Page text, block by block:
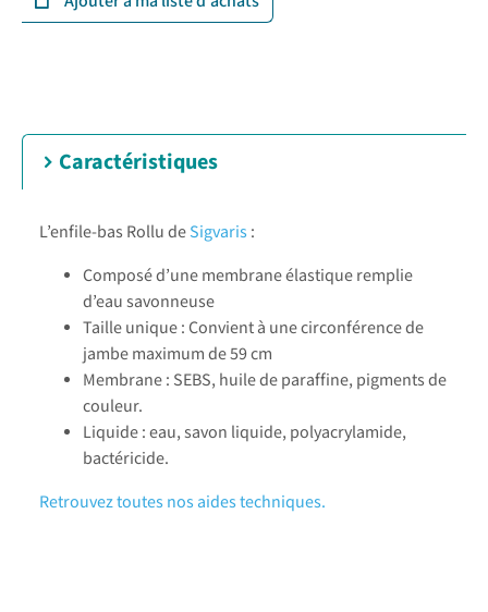
Caractéristiques
L’enfile-bas Rollu deSigvaris:
Composé d’une membrane élastique remplie
d’eau savonneuse
Taille unique : Convient à une circonférence de
jambe maximum de 59 cm
Membrane : SEBS, huile de paraffine, pigments de
couleur.
Liquide : eau, savon liquide, polyacrylamide,
bactéricide.
Retrouvez toutes nos aides techniques.